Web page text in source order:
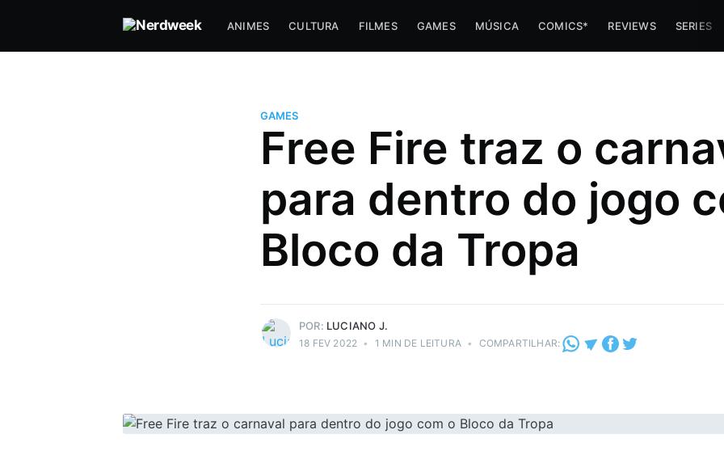
ANIMES CULTURA FILMES GAMES MÚSICA COMICS* REVIEWS SERIES
GAMES
Free Fire traz o
para dentro do jogo
Bloco da Tropa
Gosta de uns joguinho e filme de navinha
POR: LUCIANO J.
18 FEV 2022 • 1 MIN DE LEITURA • COMPARTILHAR: